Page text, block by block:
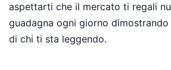
aspettarti che il mercato ti regali
guadagna ogni giorno
di chi ti sta leggendo.